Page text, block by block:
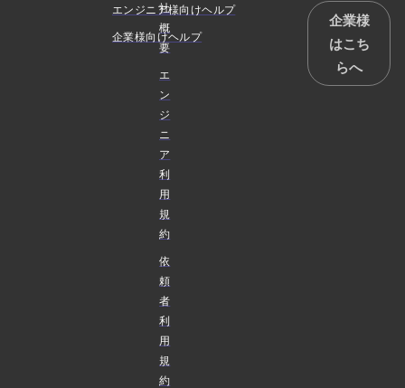
社
概
要
エ
ン
ジ
ニ
ア
利
用
規
約
依
頼
者
利
用
規
約
エンジニア様向けヘルプ
企業様向けヘルプ
企業様
はこち
らへ